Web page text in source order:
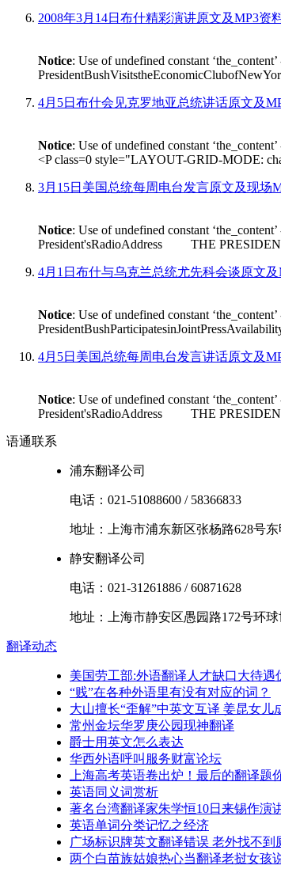
2008年3月14日布什精彩演讲原文及MP3资
Notice: Use of undefined constant ‘the_content’
4月5日布什会见克罗地亚总统讲话原文及
Notice: Use of undefined constant ‘the_content’
<P class=0 style="LAYOUT-GRID-MODE:
3月15日美国总统每周电台发言原文及现场
Notice: Use of undefined constant ‘the_content’
President'sRadioAddress THE PRESIDENT:
4月1日布什与乌克兰总统尤先科会谈原文及
Notice: Use of undefined constant ‘the_content’
4月5日美国总统每周电台发言讲话原文及
Notice: Use of undefined constant ‘the_content’
President'sRadioAddress THE PRESIDENT:
语通联系
浦东翻译公司
电话： 021-51088600 / 58366833
地址： 上海市浦东新区张杨路628号
静安翻译公司
电话： 021-31261886 /60871628
地址： 上海市静安区愚园路172号环
翻译动态
美国劳工部:外语翻译人才缺口大待遇
“贱”在各种外语里有没有对应的词？
大山擅长“歪解”中英文互译 姜昆女儿
常州金坛华罗庚公园现神翻译
爵士用英文怎么表达
华西外语呼叫服务财富论坛
上海高考英语卷出炉！最后的翻译题
英语同义词赏析
著名台湾翻译家朱学恒10日来锡作演
英语单词分类记忆之经济
广场标识牌英文翻译错误 老外找不到
两个白苗族姑娘热心当翻译老挝女孩